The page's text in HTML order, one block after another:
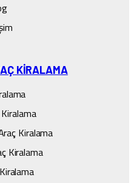
KIRALAMA
Kiralama
Kiralama